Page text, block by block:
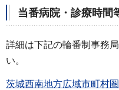
当番病院・診療時間
詳細は下記の輪番制事務
い。
茨城西南地方広域市町村